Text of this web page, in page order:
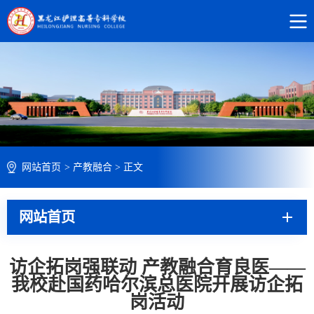
网站首页 > 产教融合 > 正文
网站首页
访企拓岗强联动 产教融合育良医——
我校赴国药哈尔滨总医院开展访企拓
岗活动